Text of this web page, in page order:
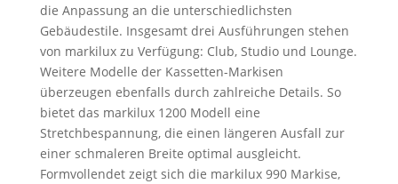
die Anpassung an die unterschiedlichsten
Gebäudestile. Insgesamt drei Ausführungen stehen
von markilux zu Verfügung: Club, Studio und Lounge.
Weitere Modelle der Kassetten-Markisen
überzeugen ebenfalls durch zahlreiche Details. So
bietet das markilux 1200 Modell eine
Stretchbespannung, die einen längeren Ausfall zur
einer schmaleren Breite optimal ausgleicht.
Formvollendet zeigt sich die markilux 990 Markise,